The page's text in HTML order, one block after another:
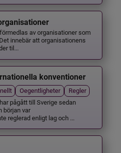
av organisationer som
innebär att organisationens
til...
konventioner
Oegentligheter
Regler
pågått till Sverige sedan
början var
reglerad enligt lag och ...